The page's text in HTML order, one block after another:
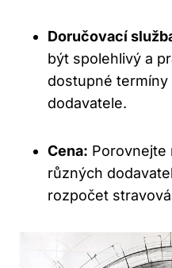
Doručovací
být spolehlivý a
dostupné
dodavatele.
Cena: Porovnejte
různých
rozpočet